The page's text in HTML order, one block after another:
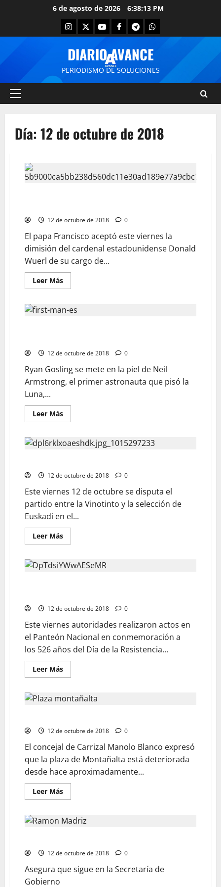
6 de agosto de 2026 6:38:13 PM
DIARIO AVANCE
PERIODISMO DE SOLUCIONES
Día:12 de octubre de 2018
12 de octubre de 2018 0
El papa Francisco aceptó este viernes la
dimisión del cardenal estadounidense Donald
Wuerl de su cargo de...
Leer Más
12 de octubre de 2018 0
Ryan Gosling se mete en la piel de Neil
Armstrong, el primer astronauta que pisó la
Luna,...
Leer Más
12 de octubre de 2018 0
Este viernes 12 de octubre se disputa el
partido entre la Vinotinto y la selección de
Euskadi en el...
Leer Más
12 de octubre de 2018 0
Este viernes autoridades realizaron actos en
el Panteón Nacional en conmemoración a
los 526 años del Día de la Resistencia...
Leer Más
12 de octubre de 2018 0
El concejal de Carrizal Manolo Blanco expresó
que la plaza de Montañalta está deteriorada
desde hace aproximadamente...
Leer Más
12 de octubre de 2018 0
Asegura que sigue en la Secretaría de
Gobierno